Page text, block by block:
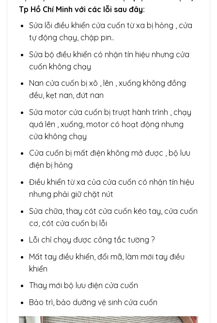
Tp Hồ Chí Minh với các lỗi sau đây:
Sửa lỗi điều khiển cửa cuốn từ xa bị hỏng , cửa
tự động chạy, chập pin..
Sửa bộ điều khiển có nhận tín hiệu nhưng cửa
cuốn không chạy
Nan cửa cuốn bị xô , lên , xuống không đồng
đều, kẹt nan, đứt nan
Sửa motor cửa cuốn bị trượt hành trình , chạy
quá lên , xuống, motor có hoạt động nhưng
cửa không chạy
Cửa cuốn bị mất điện không mở được , bộ lưu
điện bị hỏng
Điều khiển từ xa của cửa cuốn có nhận tín hiệu
nhưng phải giữ chặt nút
Sửa chữa, thay cót cửa cuốn kéo tay, cửa cuốn
cơ, cót cửa cuốn bị lỗi
Lỗi chỉ chạy được công tắc tường ?
Mất tay điều khiển, đổi mã, làm mới tay điều
khiển
Thay mới bộ lưu điện cửa cuốn
Bảo trì, bảo dưỡng vệ sinh cửa cuốn